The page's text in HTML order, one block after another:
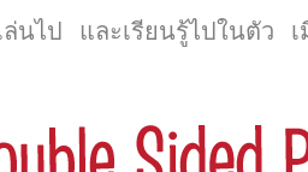
ป และเรียนรู้ไปในตัว เ